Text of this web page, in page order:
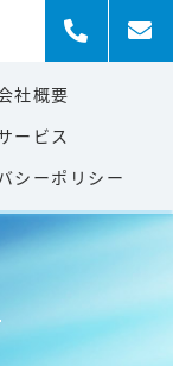
社概要
ービス
シーポリシー